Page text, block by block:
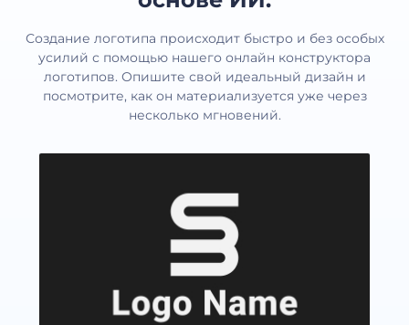
Создание логотипа происходит быстро и без особых
усилий с помощью нашего онлайн конструктора
логотипов. Опишите свой идеальный дизайн и
посмотрите, как он материализуется уже через
несколько мгновений.